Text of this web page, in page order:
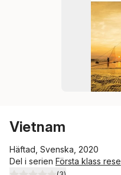
Vietnam
Häftad, Svenska, 2020
Del i serien Första klass